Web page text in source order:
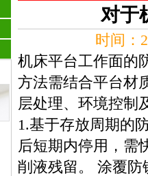
对于
时间：
机床平台工作面的
方法需结合平台材
层处理、环境控制
1.基于存放周期的
后短期内停用，需
削液残留。 涂覆